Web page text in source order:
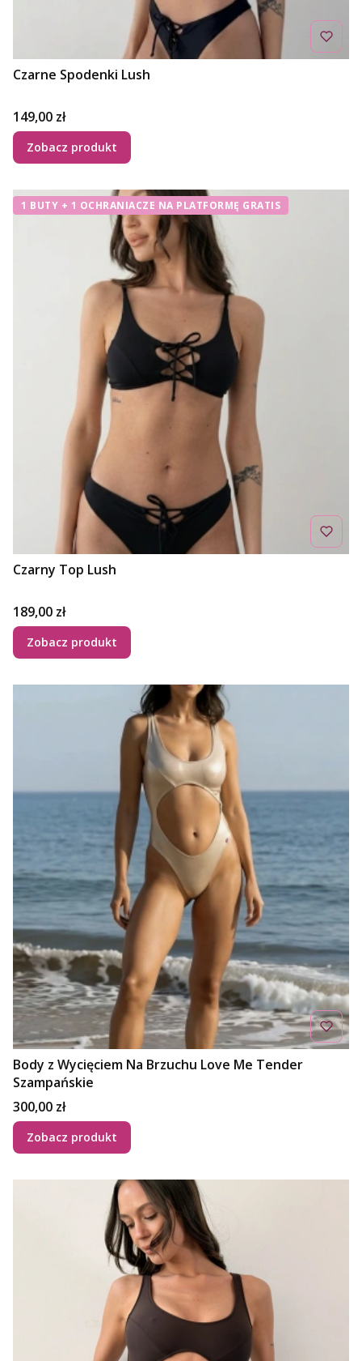
Czarne Spodenki Lush
Cena
149,00 zł
Zobacz produkt
1 BUTY + 1 OCHRANIACZE NA PLATFORMĘ GRATIS
Czarny Top Lush
Cena
189,00 zł
Zobacz produkt
Body z Wycięciem Na Brzuchu Love Me Tender
Szampańskie
Cena
300,00 zł
Zobacz produkt